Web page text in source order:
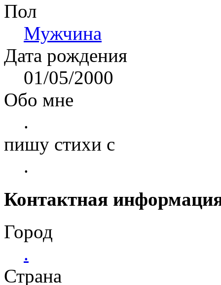
Пол
Мужчина
Дата рождения
01/05/2000
Обо мне
.
пишу стихи с
.
Контактная
Город
.
Страна